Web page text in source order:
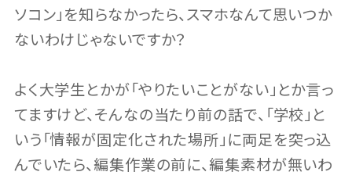
ソコン」を知らなかったら、スマホなんて思いつか
ないわけじゃないですか？
よく大学生とかが「やりたいことがない」とか言っ
てますけど、そんなの当たり前の話で、「学校」と
いう「情報が固定化された場所」に両足を突っ込
んでいたら、編集作業の前に、編集素材が無いわ